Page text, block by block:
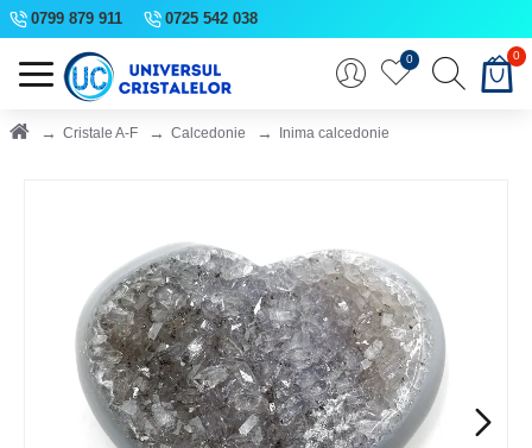
0799 879 911 0725 542 038
0 0
Cristale A-F Calcedonie Inima calcedonie